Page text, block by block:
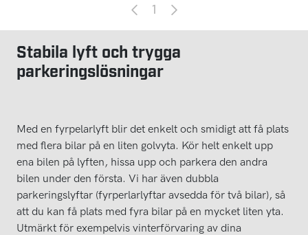
1
Stabila lyft och trygga
parkeringslösningar
Med en fyrpelarlyft blir det enkelt och smidigt att få plats
med flera bilar på en liten golvyta. Kör helt enkelt upp
ena bilen på lyften, hissa upp och parkera den andra
bilen under den första. Vi har även dubbla
parkeringslyftar (fyrperlarlyftar avsedda för två bilar), så
att du kan få plats med fyra bilar på en mycket liten yta.
Utmärkt för exempelvis vinterförvaring av dina